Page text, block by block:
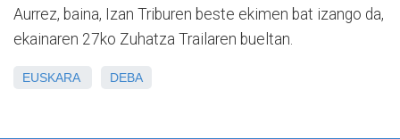
Aurrez, baina, Izan Triburen beste ekimen bat izango da,
ekainaren 27ko Zuhatza Trailaren bueltan.
EUSKARA DEBA